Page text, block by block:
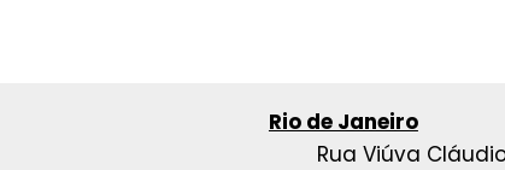
Rio de Janeiro
Rua Viúva